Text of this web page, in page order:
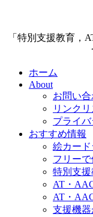
「特別支援教育，
ホーム
About
お問い
リンクリ
プライ
おすすめ情報
絵カー
フリー
特別支
AT・
AT・
支援機